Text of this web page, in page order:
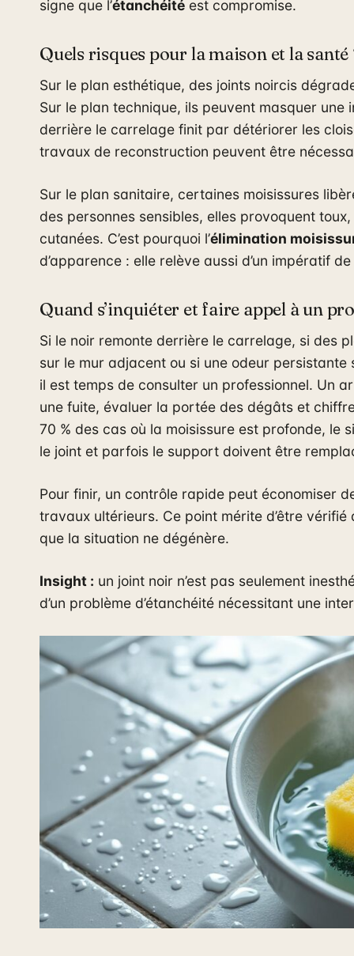
signe que l’étanchéité est compromise.
Quels risques pour la maison et la santé
Sur le plan esthétique, des joints noircis
Sur le plan technique, ils peuvent masquer une
derrière le carrelage finit par détériorer les
travaux de reconstruction peuvent être
Sur le plan sanitaire, certaines moisissures
des personnes sensibles, elles provoquent
cutanées. C’est pourquoi l’élimination
d’apparence : elle relève aussi d’un impératif
Quand s’inquiéter et faire appel à un
Si le noir remonte derrière le carrelage, si des
sur le mur adjacent ou si une odeur
il est temps de consulter un professionnel. Un
une fuite, évaluer la portée des dégâts et
70 % des cas où la moisissure est profonde, le
le joint et parfois le support doivent être
Pour finir, un contrôle rapide peut économiser
travaux ultérieurs. Ce point mérite d’être
que la situation ne dégénère.
Insight : un joint noir n’est pas seulement
d’un problème d’étanchéité nécessitant une